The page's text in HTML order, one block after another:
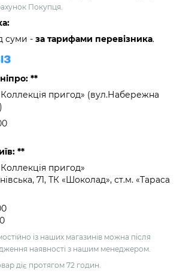
Покупця.
суми - за тарифами перевізника.
**
Коллекція пригод» (вул.Набережна
**
пригод»
71, ТК «Шоколад», ст.м. «Тараса
із наших магазинів можна після
наявності з нашим менеджером.
діє протягом 72 годин.